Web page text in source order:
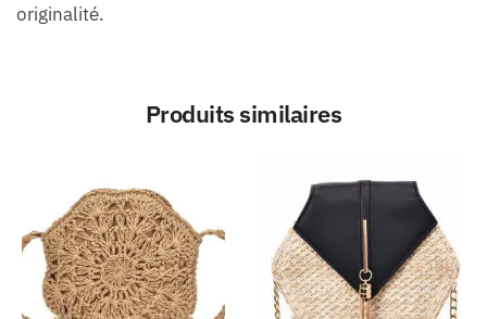
originalité.
Produits similaires